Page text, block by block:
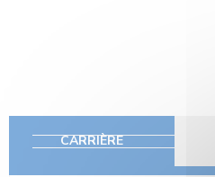
CARRIÈRE